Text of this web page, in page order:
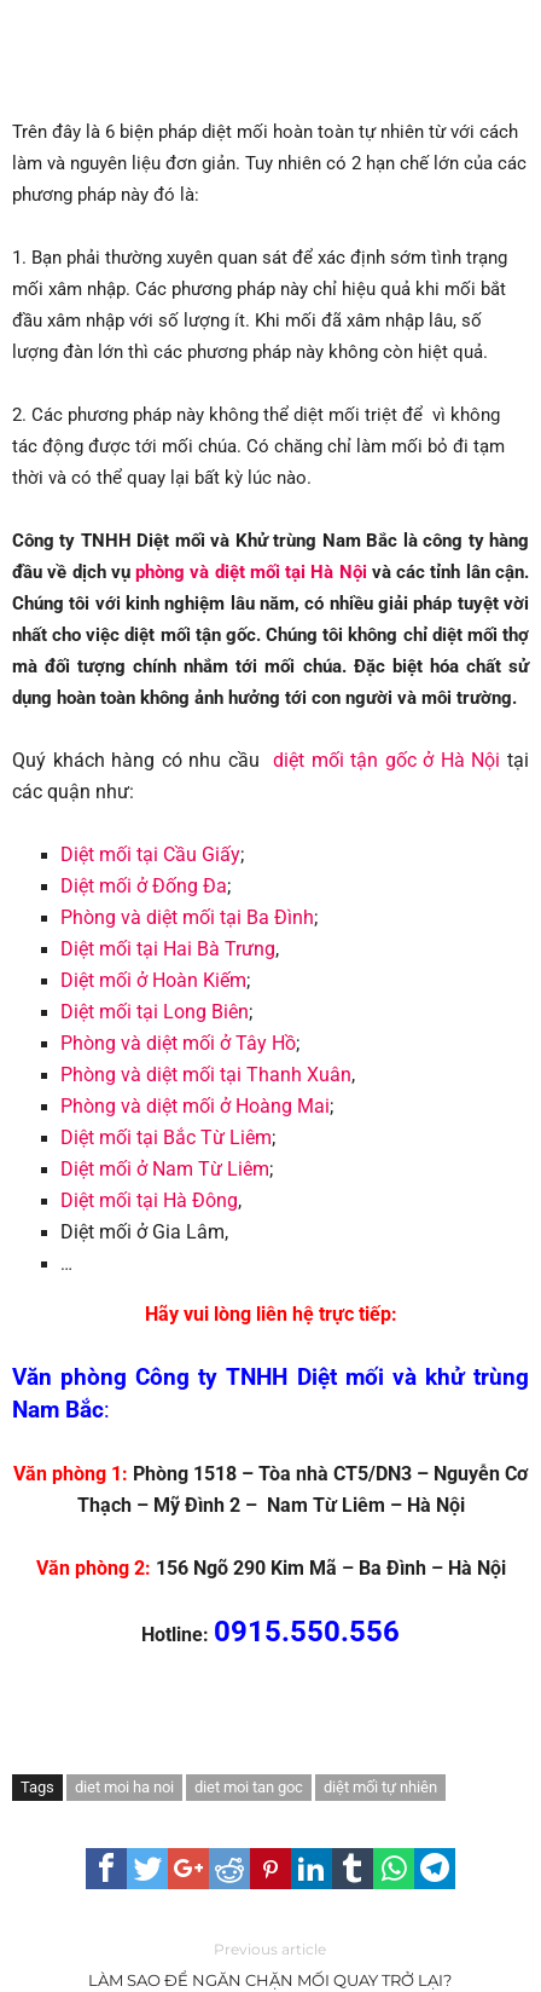
Trên đây là 6 biện pháp diệt mối hoàn toàn tự nhiên từ với cách
làm và nguyên liệu đơn giản. Tuy nhiên có 2 hạn chế lớn của các
phương pháp này đó là:
1. Bạn phải thường xuyên quan sát để xác định sớm tình trạng
mối xâm nhập. Các phương pháp này chỉ hiệu quả khi mối bắt
đầu xâm nhập với số lượng ít. Khi mối đã xâm nhập lâu, số
lượng đàn lớn thì các phương pháp này không còn hiệt quả.
2. Các phương pháp này không thể diệt mối triệt để vì không
tác động được tới mối chúa. Có chăng chỉ làm mối bỏ đi tạm
thời và có thể quay lại bất kỳ lúc nào.
Công ty TNHH Diệt mối và Khử trùng Nam Bắc là công ty hàng
đầu về dịch vụphòng và diệt mối tại Hà Nội và các tỉnh lân cận.
Chúng tôi với kinh nghiệm lâu năm, có nhiều giải pháp tuyệt vời
nhất cho việc diệt mối tận gốc. Chúng tôi không chỉ diệt mối thợ
mà đối tượng chính nhắm tới mối chúa. Đặc biệt hóa chất sử
dụng hoàn toàn không ảnh hưởng tới con người và môi trường.
Quý khách hàng có nhu cầu diệt mối tận gốc ở Hà Nội tại
các quận như:
Diệt mối tại Cầu Giấy;
Diệt mối ở Đống Đa;
Phòng và diệt mối tại Ba Đình;
Diệt mối tại Hai Bà Trưng,
Diệt mối ở Hoàn Kiếm;
Diệt mối tại Long Biên;
Phòng và diệt mối ở Tây Hồ;
Phòng và diệt mối tại Thanh Xuân,
Phòng và diệt mối ở Hoàng Mai;
Diệt mối tại Bắc Từ Liêm;
Diệt mối ở Nam Từ Liêm;
Diệt mối tại Hà Đông,
Diệt mối ở Gia Lâm,
…
Hãy vui lòng liên hệ trực tiếp:
Văn phòng Công ty TNHH Diệt mối và khử trùng
Nam Bắc:
Văn phòng 1: Phòng 1518 – Tòa nhà CT5/DN3 – Nguyễn Cơ
Thạch – Mỹ Đình 2 – Nam Từ Liêm – Hà Nội
Văn phòng 2: 156 Ngõ 290 Kim Mã – Ba Đình – Hà Nội
Hotline: 0915.550.556
Tags diet moi ha noi diet moi tan goc diệt mối tự nhiên
Previous article
LÀM SAO ĐỂ NGĂN CHẶN MỐI QUAY TRỞ LẠI?